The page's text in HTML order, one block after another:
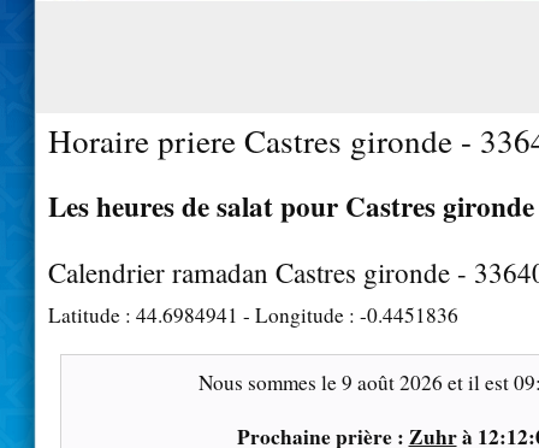
Horaire priere Castres gironde -
Les heures de salat pour Castres
Calendrier ramadan Castres gironde -
Latitude : 44.6984941 - Longitude : -0.4451836
Nous sommes le9 août 2026 et il est
Prochaine prière : Zuhrà